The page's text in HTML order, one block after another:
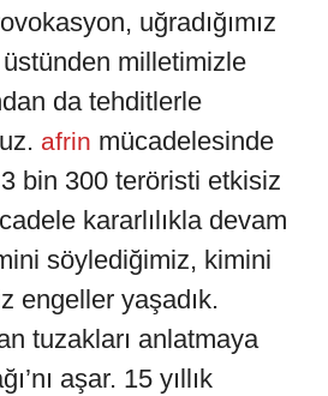
uğradığımız
üstünden milletimizle
da tehditlerle
afrin mücadelesinde
bin 300 teröristi etkisiz
kararlılıkla devam
söylediğimiz, kimini
engeller yaşadık.
tuzakları anlatmaya
aşar. 15 yıllık